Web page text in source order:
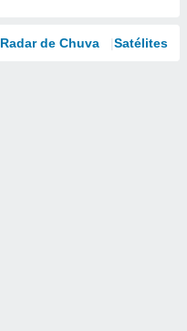
Radar de Chuva Satélites